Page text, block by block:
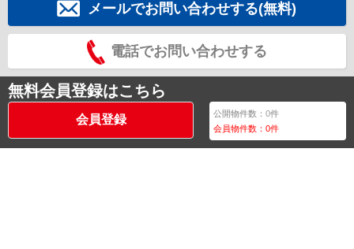
メールでお問い合わせする(無料)
電話でお問い合わせする
無料会員登録はこちら
会員登録 公開物件数：0件
会員物件数：0件